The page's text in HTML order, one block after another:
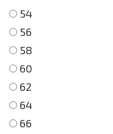
54
56
58
60
62
64
66